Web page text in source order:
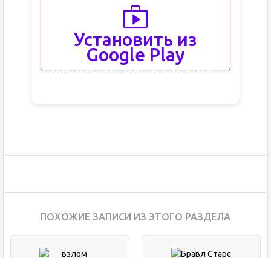
Установить из
Google Play
ПОХОЖИЕ ЗАПИСИ ИЗ ЭТОГО РАЗДЕЛА